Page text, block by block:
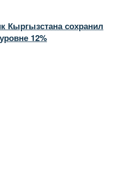
Кыргызстана сохранил
12%